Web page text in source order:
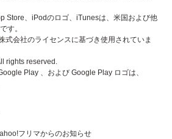
Store、iPodのロゴ、iTunesは、米国および他
す。
式会社のライセンスに基づき使用されていま
rights reserved.
Play 、および Google Play ロゴは、
フリマからのお知らせ